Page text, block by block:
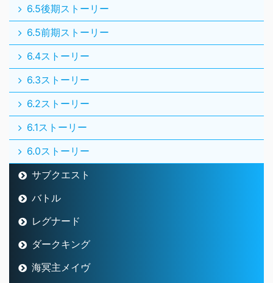
6.5後期ストーリー
6.5前期ストーリー
6.4ストーリー
6.3ストーリー
6.2ストーリー
6.1ストーリー
6.0ストーリー
サブクエスト
バトル
レグナード
ダークキング
海冥主メイヴ